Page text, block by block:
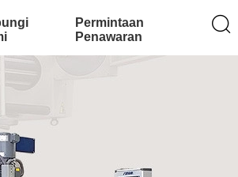
Permintaan
Penawaran